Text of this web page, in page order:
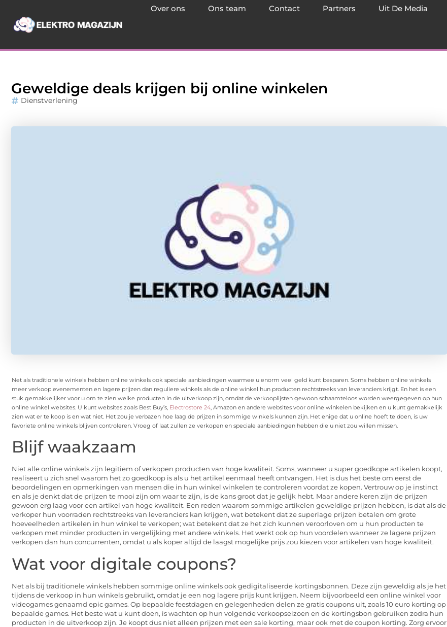
Over ons Ons team Contact Partners Uit De Media
Geweldige deals krijgen bij online winkelen
Dienstverlening
Net als traditionele winkels hebben online winkels ook speciale aanbiedingen waarmee u enorm veel geld kunt besparen. Soms hebben online winkels
meer verkoop evenementen en lagere prijzen dan reguliere winkels als de online winkel hun producten rechtstreeks van leveranciers krijgt. En het is een
stuk gemakkelijker voor u om te zien welke producten in de uitverkoop zijn, omdat de verkooplijsten gewoon schaamteloos worden weergegeven op hun
online winkel websites. U kunt websites zoals Best Buy’s, Electrostore 24, Amazon en andere websites voor online winkelen bekijken en u kunt gemakkelijk
zien wat er te koop is en wat niet. Het zou je verbazen hoe laag de prijzen in sommige winkels kunnen zijn. Het enige dat u online hoeft te doen, is uw
favoriete online winkels blijven controleren. Vroeg of laat zullen ze verkopen en speciale aanbiedingen hebben die u niet zou willen missen.
Blijf waakzaam
Niet alle online winkels zijn legitiem of verkopen producten van hoge kwaliteit. Soms, wanneer u super goedkope artikelen koopt,
realiseert u zich snel waarom het zo goedkoop is als u het artikel eenmaal heeft ontvangen. Het is dus het beste om eerst de
beoordelingen en opmerkingen van mensen die in hun winkel winkelen te controleren voordat ze kopen. Vertrouw op je instinct
en als je denkt dat de prijzen te mooi zijn om waar te zijn, is de kans groot dat je gelijk hebt. Maar andere keren zijn de prijzen
gewoon erg laag voor een artikel van hoge kwaliteit. Een reden waarom sommige artikelen geweldige prijzen hebben, is dat als de
verkoper hun voorraden rechtstreeks van leveranciers kan krijgen, wat betekent dat ze superlage prijzen betalen om grote
hoeveelheden artikelen in hun winkel te verkopen; wat betekent dat ze het zich kunnen veroorloven om u hun producten te
verkopen met minder producten in vergelijking met andere winkels. Het werkt ook op hun voordelen wanneer ze lagere prijzen
verkopen dan hun concurrenten, omdat u als koper altijd de laagst mogelijke prijs zou kiezen voor artikelen van hoge kwaliteit.
Wat voor digitale coupons?
Net als bij traditionele winkels hebben sommige online winkels ook gedigitaliseerde kortingsbonnen. Deze zijn geweldig als je het
tijdens de verkoop in hun winkels gebruikt, omdat je een nog lagere prijs kunt krijgen. Neem bijvoorbeeld een online winkel voor
videogames genaamd epic games. Op bepaalde feestdagen en gelegenheden delen ze gratis coupons uit, zoals 10 euro korting op
bepaalde games. Het beste wat u kunt doen, is wachten op hun volgende verkoopseizoen en de kortingsbon gebruiken zodra hun
producten in de uitverkoop zijn. Je koopt dus niet alleen prijzen met een sale korting, maar ook met de coupon korting. Zorg ervoor